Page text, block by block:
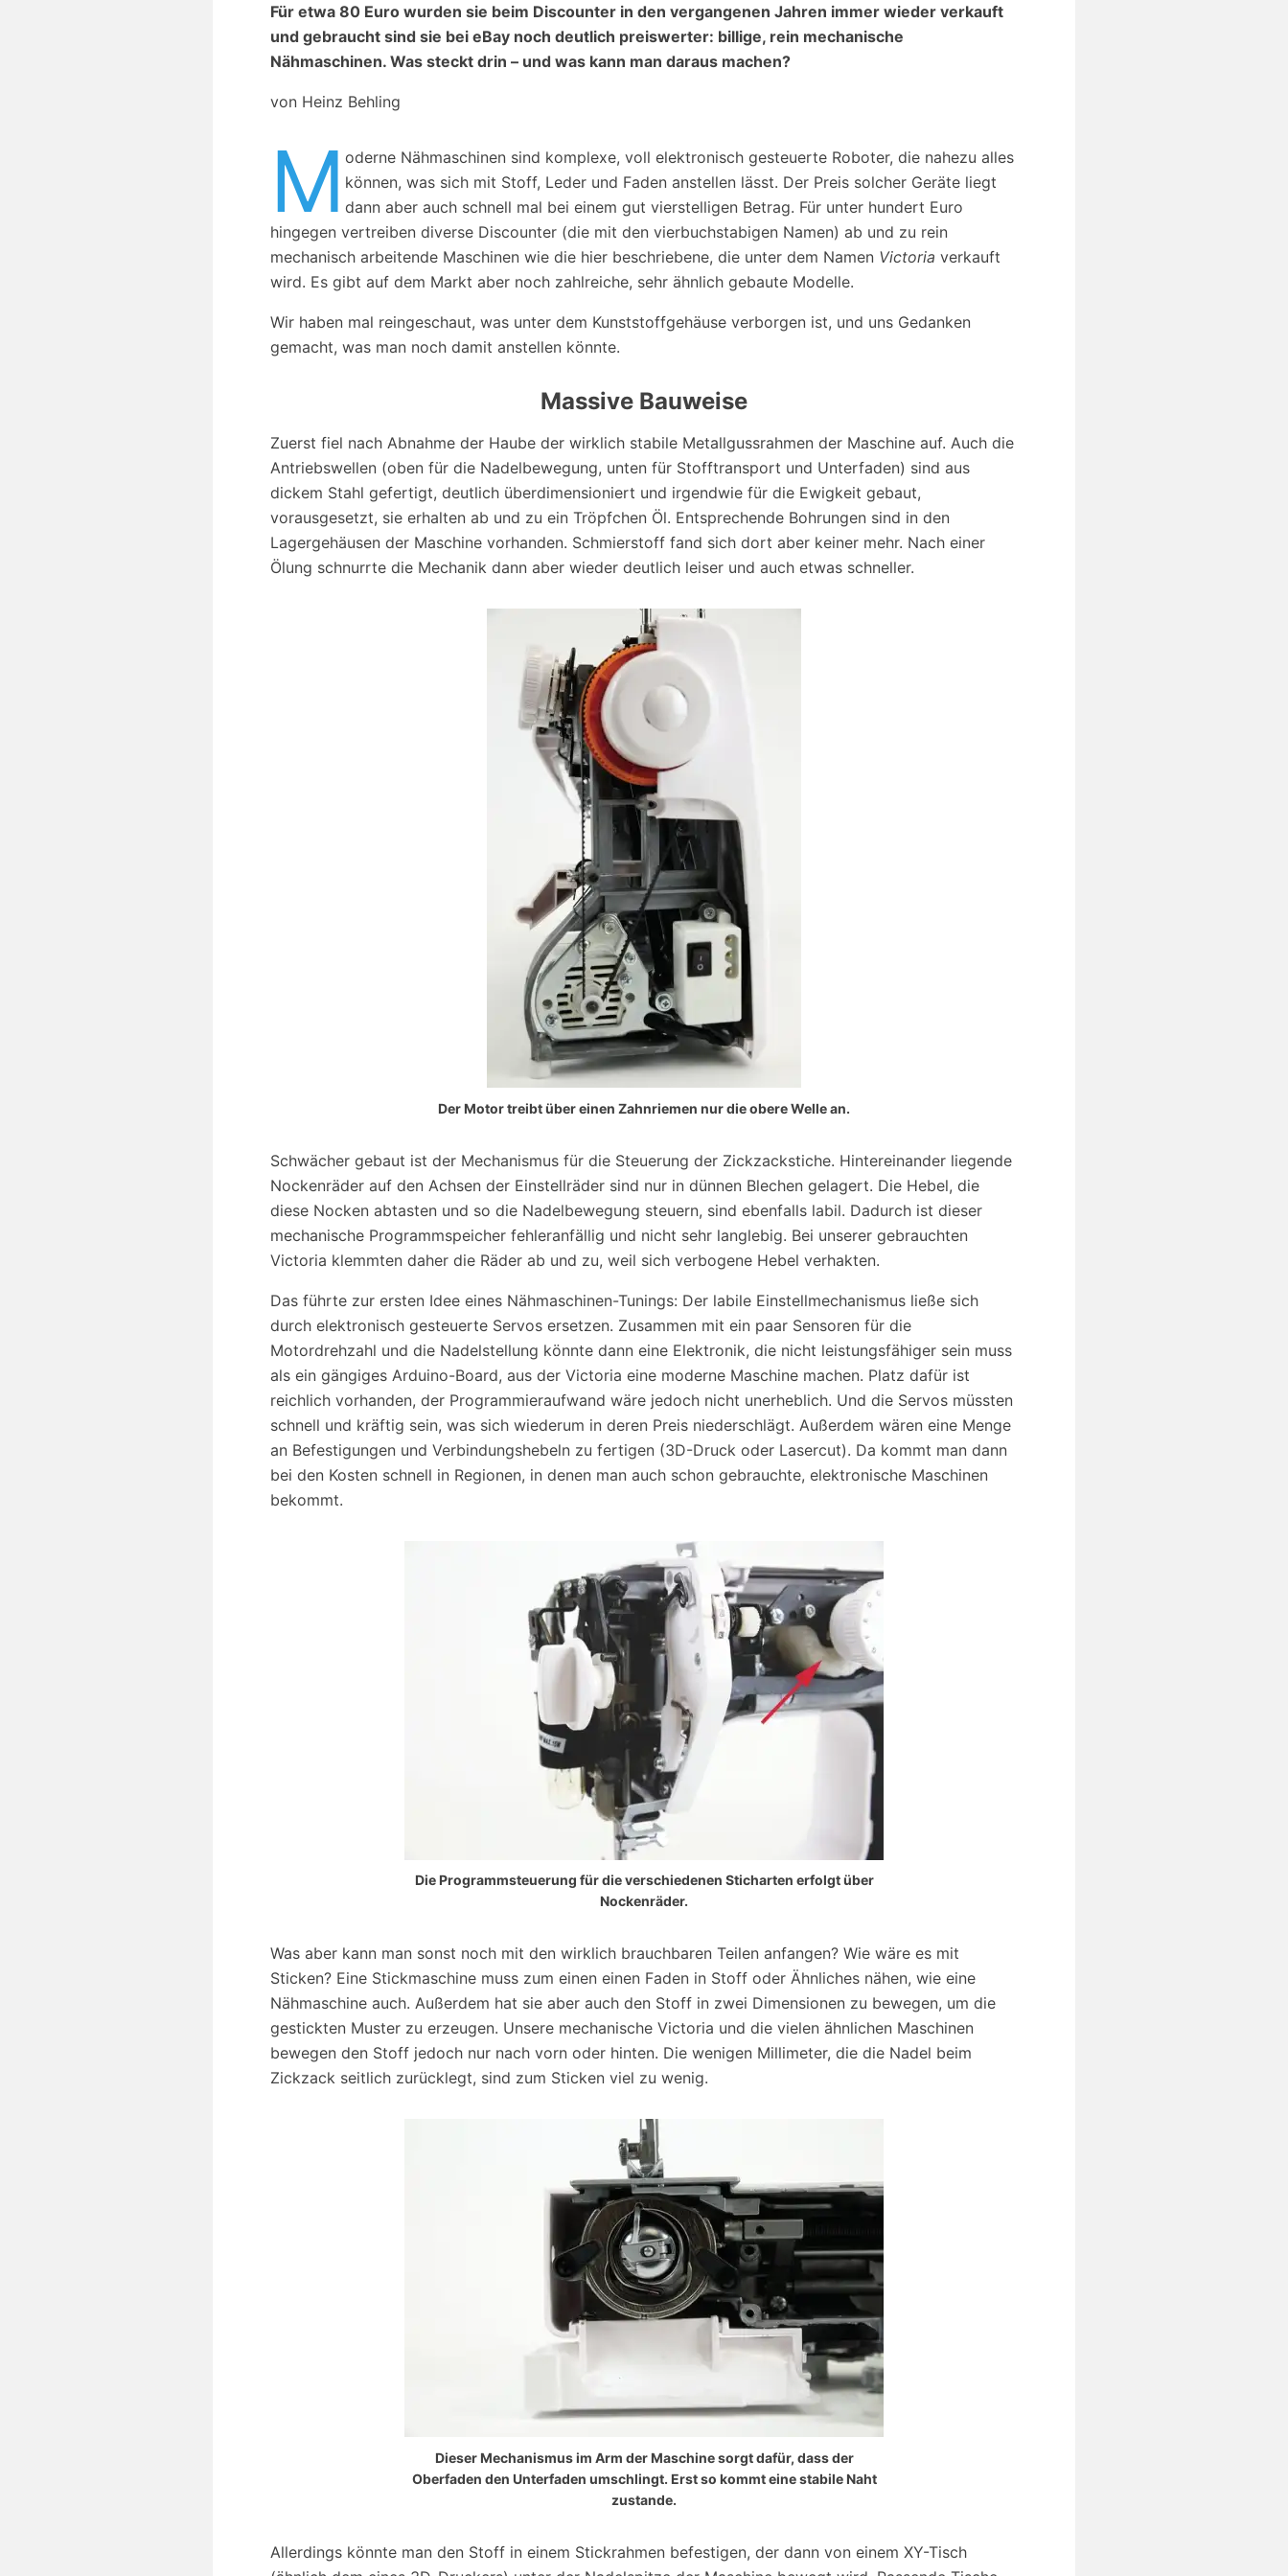
Für etwa 80 Euro wurden sie beim Discounter in den vergangenen Jahren immer wieder verkauft
und gebraucht sind sie bei eBay noch deutlich preiswerter: billige, rein mechanische
Nähmaschinen. Was steckt drin – und was kann man daraus machen?
von Heinz Behling
M oderne Nähmaschinen sind komplexe, voll elektronisch gesteuerte Roboter, die nahezu alles
können, was sich mit Stoff, Leder und Faden anstellen lässt. Der Preis solcher Geräte liegt
dann aber auch schnell mal bei einem gut vierstelligen Betrag. Für unter hundert Euro
hingegen vertreiben diverse Discounter (die mit den vierbuchstabigen Namen) ab und zu rein
mechanisch arbeitende Maschinen wie die hier beschriebene, die unter dem Namen Victoria verkauft
wird. Es gibt auf dem Markt aber noch zahlreiche, sehr ähnlich gebaute Modelle.
Wir haben mal reingeschaut, was unter dem Kunststoffgehäuse verborgen ist, und uns Gedanken
gemacht, was man noch damit anstellen könnte.
Massive Bauweise
Zuerst fiel nach Abnahme der Haube der wirklich stabile Metallgussrahmen der Maschine auf. Auch die
Antriebswellen (oben für die Nadelbewegung, unten für Stofftransport und Unterfaden) sind aus
dickem Stahl gefertigt, deutlich überdimensioniert und irgendwie für die Ewigkeit gebaut,
vorausgesetzt, sie erhalten ab und zu ein Tröpfchen Öl. Entsprechende Bohrungen sind in den
Lagergehäusen der Maschine vorhanden. Schmierstoff fand sich dort aber keiner mehr. Nach einer
Ölung schnurrte die Mechanik dann aber wieder deutlich leiser und auch etwas schneller.
Der Motor treibt über einen Zahnriemen nur die obere Welle an.
Schwächer gebaut ist der Mechanismus für die Steuerung der Zickzackstiche. Hintereinander liegende
Nockenräder auf den Achsen der Einstellräder sind nur in dünnen Blechen gelagert. Die Hebel, die
diese Nocken abtasten und so die Nadelbewegung steuern, sind ebenfalls labil. Dadurch ist dieser
mechanische Programmspeicher fehleranfällig und nicht sehr langlebig. Bei unserer gebrauchten
Victoria klemmten daher die Räder ab und zu, weil sich verbogene Hebel verhakten.
Das führte zur ersten Idee eines Nähmaschinen-Tunings: Der labile Einstellmechanismus ließe sich
durch elektronisch gesteuerte Servos ersetzen. Zusammen mit ein paar Sensoren für die
Motordrehzahl und die Nadelstellung könnte dann eine Elektronik, die nicht leistungsfähiger sein muss
als ein gängiges Arduino-Board, aus der Victoria eine moderne Maschine machen. Platz dafür ist
reichlich vorhanden, der Programmieraufwand wäre jedoch nicht unerheblich. Und die Servos müssten
schnell und kräftig sein, was sich wiederum in deren Preis niederschlägt. Außerdem wären eine Menge
an Befestigungen und Verbindungshebeln zu fertigen (3D-Druck oder Lasercut). Da kommt man dann
bei den Kosten schnell in Regionen, in denen man auch schon gebrauchte, elektronische Maschinen
bekommt.
Die Programmsteuerung für die verschiedenen Sticharten erfolgt über
Nockenräder.
Was aber kann man sonst noch mit den wirklich brauchbaren Teilen anfangen? Wie wäre es mit
Sticken? Eine Stickmaschine muss zum einen einen Faden in Stoff oder Ähnliches nähen, wie eine
Nähmaschine auch. Außerdem hat sie aber auch den Stoff in zwei Dimensionen zu bewegen, um die
gestickten Muster zu erzeugen. Unsere mechanische Victoria und die vielen ähnlichen Maschinen
bewegen den Stoff jedoch nur nach vorn oder hinten. Die wenigen Millimeter, die die Nadel beim
Zickzack seitlich zurücklegt, sind zum Sticken viel zu wenig.
Dieser Mechanismus im Arm der Maschine sorgt dafür, dass der
Oberfaden den Unterfaden umschlingt. Erst so kommt eine stabile Naht
zustande.
Allerdings könnte man den Stoff in einem Stickrahmen befestigen, der dann von einem XY-Tisch